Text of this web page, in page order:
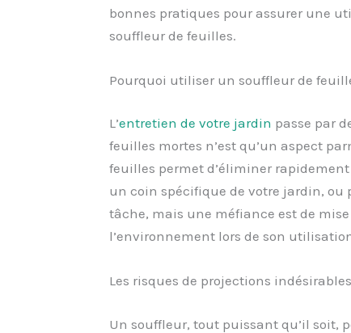
bonnes pratiques pour assurer une
souffleur de feuilles.
Pourquoi utiliser un souffleur de
L’entretien de votre jardin passe par
feuilles mortes n’est qu’un aspect
feuilles permet d’éliminer
un coin spécifique de votre jardin, ou
tâche, mais une méfiance est de
l’environnement lors de son
Les risques de projections indésirables
Un souffleur, tout puissant qu’il soit,